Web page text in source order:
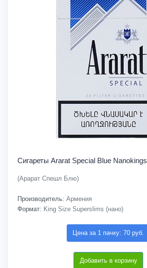
Сигареты Ararat Special Blue Nanokings
(Арарат Спешл Блю)
Производитель: Армения
Формат: King Size Superslims (нано)
Цена за 1 пачку: 70 руб.
Добавить в корзину